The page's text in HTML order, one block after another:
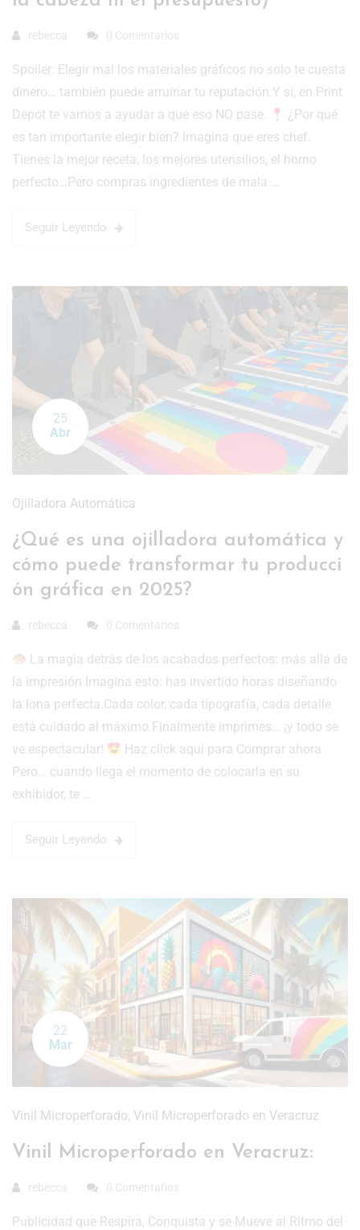
rebecca 0 Comentarios
Spoiler: Elegir mal los materiales gráficos no solo te cuesta
dinero… también puede arruinar tu reputación.Y sí, en Print
Depot te vamos a ayudar a que eso NO pase.
¿Por qué
es tan importante elegir bien? Imagina que eres chef.
Tienes la mejor receta, los mejores utensilios, el horno
perfecto…Pero compras ingredientes de mala …
Seguir Leyendo
25
Abr
Ojilladora Automática
¿Qué es una ojilladora automática y
cómo puede transformar tu producci
ón gráfica en 2025?
rebecca 0 Comentarios
La magia detrás de los acabados perfectos: más allá de
la impresión Imagina esto: has invertido horas diseñando
la lona perfecta.Cada color, cada tipografía, cada detalle
está cuidado al máximo.Finalmente imprimes… ¡y todo se
ve espectacular!
Haz click aquí para Comprar ahora
Pero… cuando llega el momento de colocarla en su
exhibidor, te …
Seguir Leyendo
22
Mar
Vinil Microperforado, Vinil Microperforado en Veracruz
Vinil Microperforado en Veracruz:
rebecca 0 Comentarios
Publicidad que Respira, Conquista y se Mueve al Ritmo del